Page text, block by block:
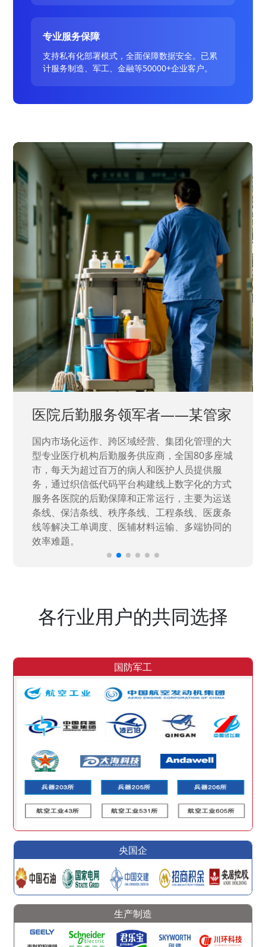
专业服务保障
支持私有化部署模式，全面保障数据安全。已累
计服务制造、军工、金融等50000+企业客户。
中国兵器工业集团——银光化学
国家“一五”期间156个重点项目之一。属于国家
高新技术企业，在信息化升级建设中，存在大
量“小、散、碎”的信息化需求，需要投入大量人
力资源进行开发，通过引入织信低代码平台，解
决当下遇到的各类业务难题，提升整体的IT研发
效率。
各行业用户的共同选择
国防军工
央国企
生产制造